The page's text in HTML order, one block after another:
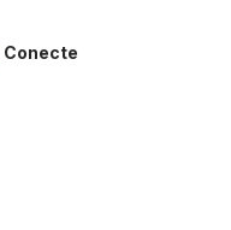
Conecte